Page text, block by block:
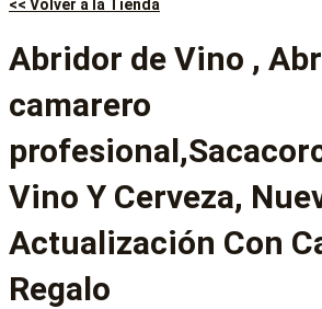
<< Volver a la Tienda
Abridor de Vino ,
camarero
Vino Y Cerveza,
Actualización Con
Regalo